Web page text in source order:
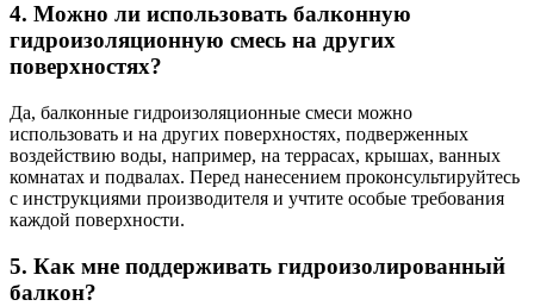
4. Можно ли использовать балконную
гидроизоляционную смесь на других
поверхностях?
Да, балконные гидроизоляционные смеси можно
использовать и на других поверхностях, подверженных
воздействию воды, например, на террасах, крышах, ванных
комнатах и ​​подвалах. Перед нанесением проконсультируйтесь
с инструкциями производителя и учтите особые требования
каждой поверхности.
5. Как мне поддерживать гидроизолированный
балкон?